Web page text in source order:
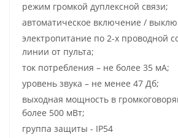
режим громкой дуплексной связи;
автоматическое включение /
электропитание по 2-х проводной
линии от пульта;
ток потребления – не более 35 мА;
уровень звука – не менее 47 Дб;
выходная мощность в
более 500 мВт;
группа защиты - IP54